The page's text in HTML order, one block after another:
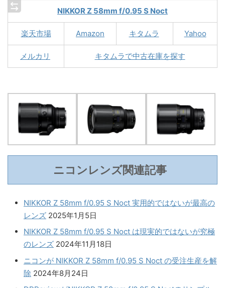
NIKKOR Z 58mm f/0.95 S Noct
楽天市場 Amazon キタムラ Yahoo
メルカリ キタムラで中古在庫を探す
ニコンレンズ関連記事
NIKKOR Z 58mm f/0.95 S Noct 実用的ではないが最高の
レンズ 2025年1月5日
NIKKOR Z 58mm f/0.95 S Noct は現実的ではないが究極
のレンズ 2024年11月18日
ニコンが NIKKOR Z 58mm f/0.95 S Noct の受注生産を解
除 2024年8月24日